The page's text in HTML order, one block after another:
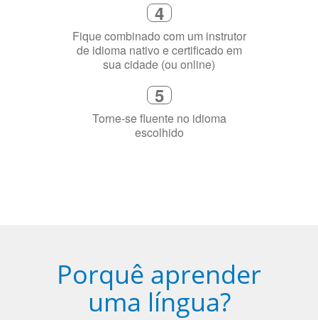
4
Fique combinado com um instrutor
de idioma nativo e certificado em
sua cidade (ou online)
5
Torne-se fluente no idioma
escolhido
Porquê aprender
uma língua?